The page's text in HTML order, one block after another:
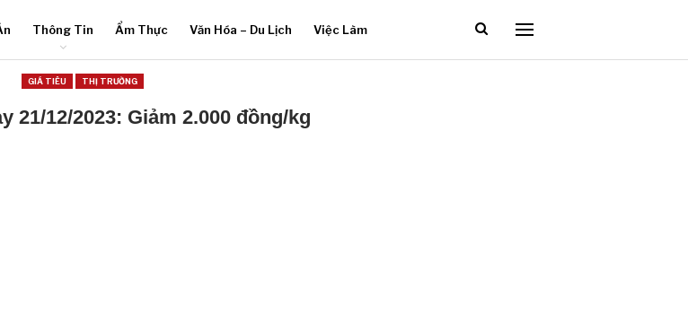
Thông Tin Ẩm Thực Văn Hóa – Du Lịch Việc Làm
GIÁ TIÊU THỊ TRƯỜNG
21/12/2023: Giảm 2.000 đồng/kg